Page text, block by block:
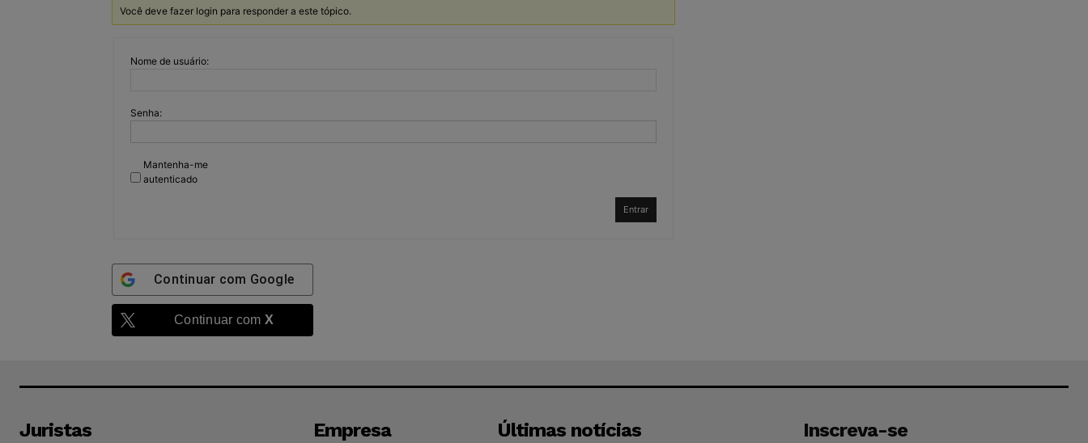
Você deve fazer login para responder a este tópico.
Nome de usuário:
Senha:
Mantenha-me
autenticado
Entrar
Continuar com Google
Continuar com X
Juristas Empresa Últimas notícias Inscreva-se